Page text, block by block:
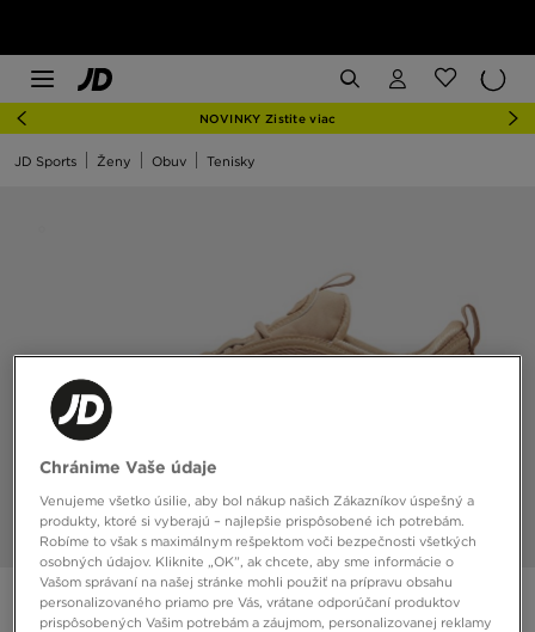
NOVINKY Zistite viac
JD Sports Ženy Obuv Tenisky
NIKE AIR MAX 97
Chránime Vaše údaje
Venujeme všetko úsilie, aby bol nákup našich Zákazníkov úspešný a
produkty, ktoré si vyberajú – najlepšie prispôsobené ich potrebám.
Robíme to však s maximálnym rešpektom voči bezpečnosti všetkých
osobných údajov. Kliknite „OK”, ak chcete, aby sme informácie o
Vašom správaní na našej stránke mohli použiť na prípravu obsahu
personalizovaného priamo pre Vás, vrátane odporúčaní produktov
prispôsobených Vašim potrebám a záujmom, personalizovanej reklamy